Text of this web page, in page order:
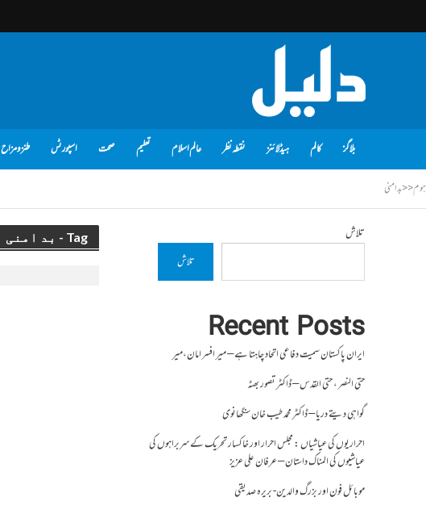
بلاگز کالم ہیڈلائنز نقطہ نظر عالم اسلام تعلیم صحت اسپورٹس طنز و مزاح
ہوم<<بد امنی
Tag - بد امنی تلاش
تلاش
Recent Posts
ایران پاکستان سمیت دفاعی اتحاد چاہتا ہے – میر افسر امان،میر
حتی النصر ، حتی القدس – ڈاکٹر تصور بھٹہ
گواہی دیتے دریا – ڈاکٹر محمد طیب خان سنگھانوی
احراریوں کی عیاشیاں : مجلس احرار اور خاکسار تحریک کے سربراہوں کی
عیاشیوں کی المناک داستان – عرفان علی عزیز
موبائل فون اور بزرگ والدین- بریرہ صدیقی